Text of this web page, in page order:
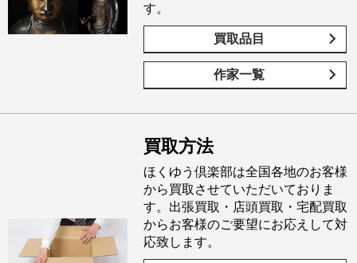
す。
買取品目
作家一覧
買取方法
ほくゆう倶楽部は全国各地のお客様
から買取させていただいておりま
す。出張買取・店頭買取・宅配買取
からお客様のご要望にお応えして対
応致します。